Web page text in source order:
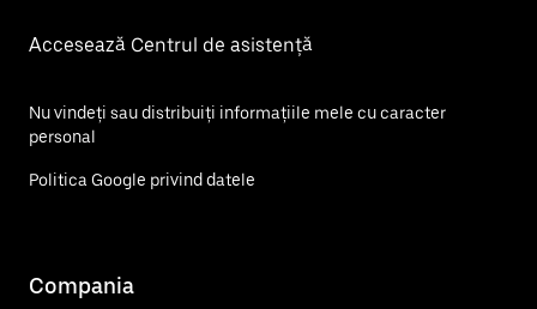
Accesează Centrul de asistență
Nu vindeți sau distribuiți informațiile mele cu caracter
personal
Politica Google privind datele
Compania